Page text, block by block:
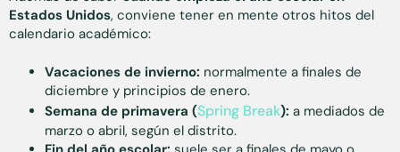
Estados Unidos, conviene tener en mente otros hitos del
calendario académico:
Vacaciones de invierno: normalmente a finales de
diciembre y principios de enero.
Semana de primavera (Spring Break): a mediados de
marzo o abril, según el distrito.